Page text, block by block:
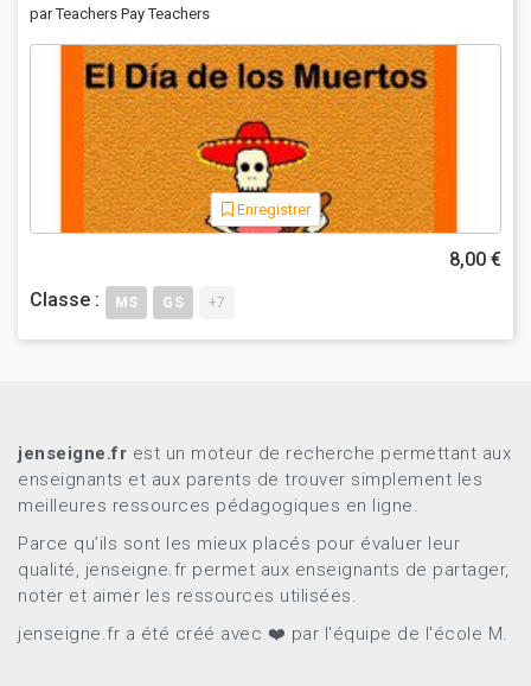
par Teachers Pay Teachers
Enregistrer
8,00 €
Classe :
MS GS +7
jenseigne.fr est un moteur de recherche permettant aux
enseignants et aux parents de trouver simplement les
meilleures ressources pédagogiques en ligne.
Parce qu’ils sont les mieux placés pour évaluer leur
qualité, jenseigne.fr permet aux enseignants de partager,
noter et aimer les ressources utilisées.
jenseigne.fr a été créé avec ❤️ par l'équipe de l'école M.